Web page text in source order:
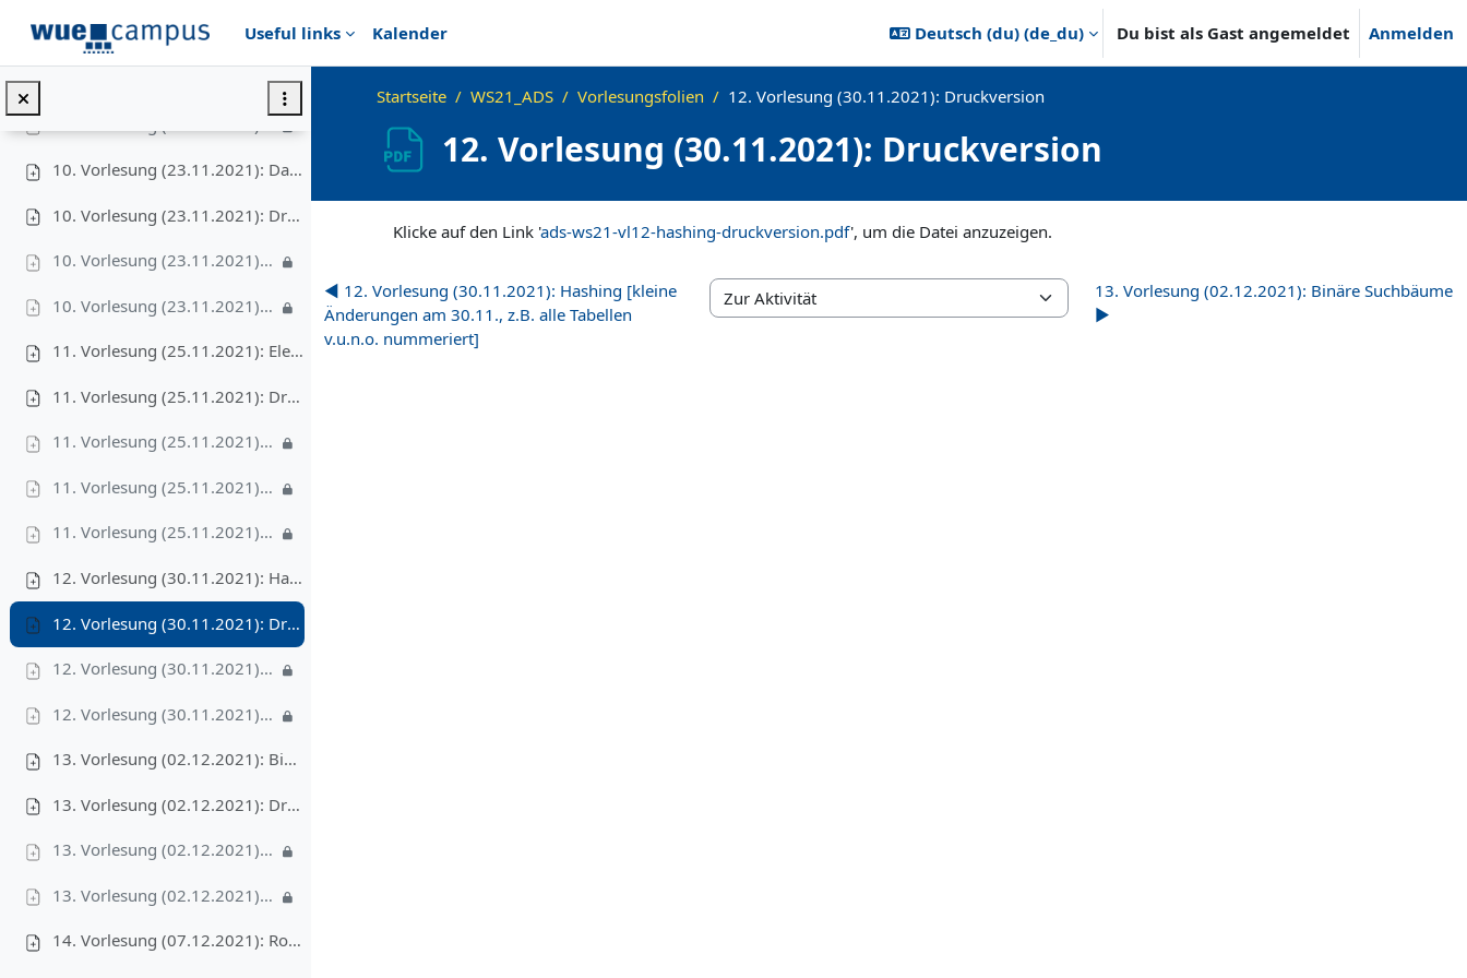
Useful links
Kalender Deutsch (du) ‎(de_du)‎ Du bist als Gast angemeldet Anmelden
09. Vorlesung (16.11.2021): Video II – CountingSort, 10'
09. Vorlesung (16.11.2021): Video III – RadixSort, 7'
10. Vorlesung (23.11.2021): Das Auswahlproblem
10. Vorlesung (23.11.2021): Druckversion
10. Vorlesung (23.11.2021): Video I – RandomizedSelect, 23'
10. Vorlesung (23.11.2021): Video II – deterministisches Select, 15'
11. Vorlesung (25.11.2021): Elementare Datenstrukturen
11. Vorlesung (25.11.2021): Druckversion
11. Vorlesung (25.11.2021): Video I – Abstrakter Datentyp: Dynamische Menge, 8'
11. Vorlesung (25.11.2021): Video II – Stapel + Schlange + Liste, 10'
11. Vorlesung (25.11.2021): Video III – Von Pseudocode zu Javacode: Die Liste, 8'
12. Vorlesung (30.11.2021): Hashing [kleine Änderungen am 30.11., z.B. alle Tabellen v.u.n.o. nummeriert]
12. Vorlesung (30.11.2021): Druckversion
12. Vorlesung (30.11.2021): Video I – direkte Adressierung und Hashing mit Verkettung, 22'
12. Vorlesung (30.11.2021): Video II – gute Hashfunktionen und Hashing mit offener Adressierung, 23'
13. Vorlesung (02.12.2021): Binäre Suchbäume
13. Vorlesung (02.12.2021): Druckversion
13. Vorlesung (02.12.2021): Video I – Binäre Suchbäume: Vorarbeiten und Traversierung, 21'
13. Vorlesung (02.12.2021): Video II – Methoden der binären Suchbäume, 15'
14. Vorlesung (07.12.2021): Rot-Schwarz-Bäume
Startseite WS21_ADS Vorlesungsfolien 12. Vorlesung (30.11.2021): Druckversion
12. Vorlesung (30.11.2021): Druckversion
Klicke auf den Link 'ads-ws21-vl12-hashing-druckversion.pdf', um die Datei anzuzeigen.
◀︎ 12. Vorlesung (30.11.2021): Hashing [kleine
Änderungen am 30.11., z.B. alle Tabellen
v.u.n.o. nummeriert]
Zur Aktivität
13. Vorlesung (02.12.2021): Binäre Suchbäume
▶︎